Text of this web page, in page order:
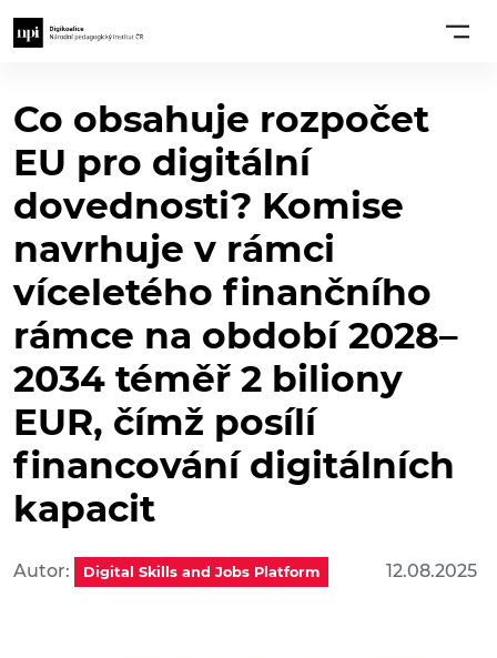
Co obsahuje rozpočet
EU pro digitální
dovednosti? Komise
navrhuje v rámci
víceletého finančního
rámce na období 2028–
2034 téměř 2 biliony
EUR, čímž posílí
financování digitálních
kapacit
Autor: Digital Skills and Jobs Platform 12.08.2025